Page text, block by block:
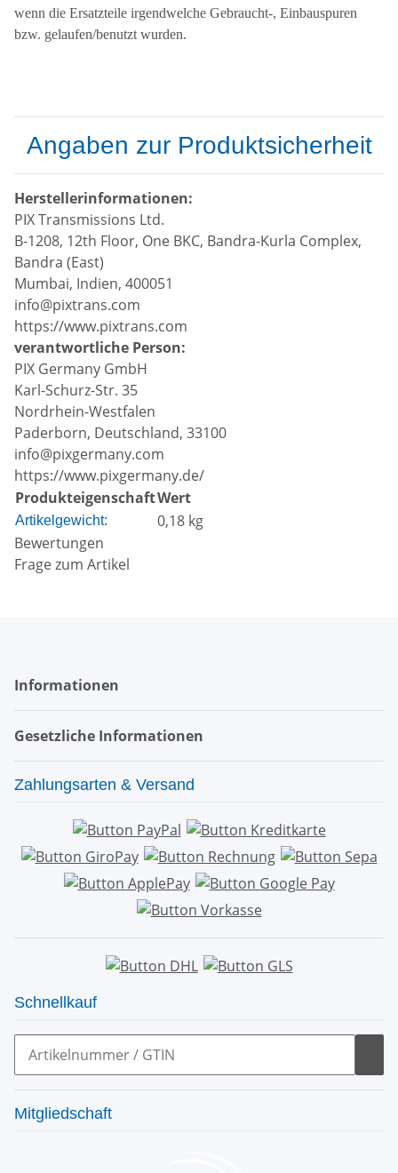
wenn die Ersatzteile irgendwelche Gebraucht-, Einbauspuren
bzw. gelaufen/benutzt wurden.
Angaben zur Produktsicherheit
Herstellerinformationen:
PIX Transmissions Ltd.
B-1208, 12th Floor, One BKC, Bandra-Kurla Complex,
Bandra (East)
Mumbai, Indien, 400051
info@pixtrans.com
https://www.pixtrans.com
verantwortliche Person:
PIX Germany GmbH
Karl-Schurz-Str. 35
Nordrhein-Westfalen
Paderborn, Deutschland, 33100
info@pixgermany.com
https://www.pixgermany.de/
ProdukteigenschaftWert
Artikelgewicht: 0,18 kg
Bewertungen
Frage zum Artikel
Informationen
Gesetzliche Informationen
Zahlungsarten & Versand
Schnellkauf
Mitgliedschaft